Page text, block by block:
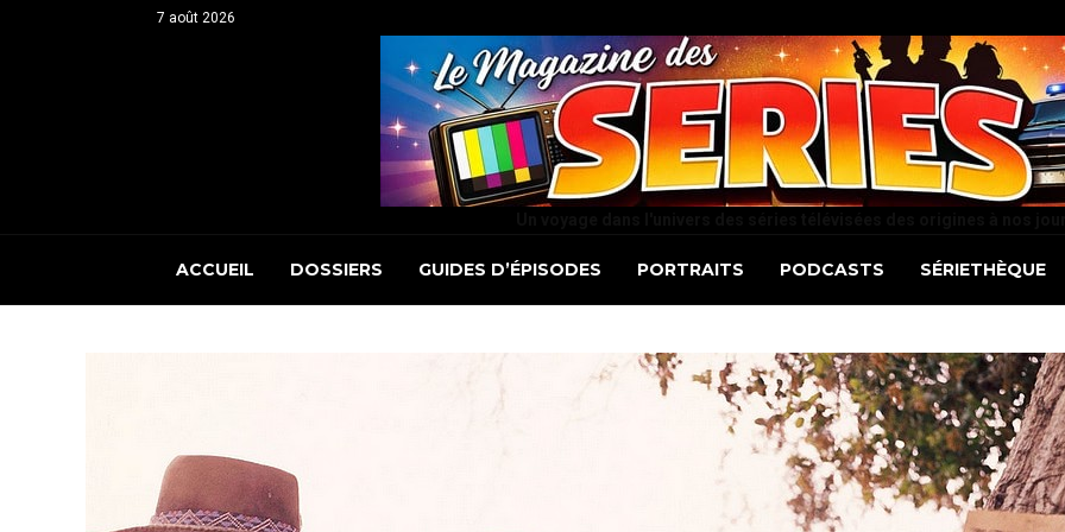
7 août 2026
ACCUEIL DOSSIERS GUIDES D’ÉPISODES PORTRAITS PODCASTS SÉRIETHÈQUE